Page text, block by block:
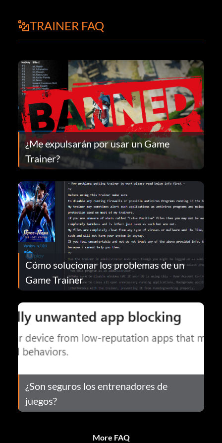
TRAINER FAQ
¿Me expulsarán por usar un Game
Trainer?
Cómo solucionar los problemas de un
Game Trainer
¿Son seguros los entrenadores de
juegos?
More FAQ